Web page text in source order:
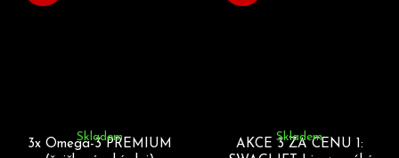
3x Omega-3 PREMIUM
Skladem
AKCE 3 ZA CENU 1:
Skladem